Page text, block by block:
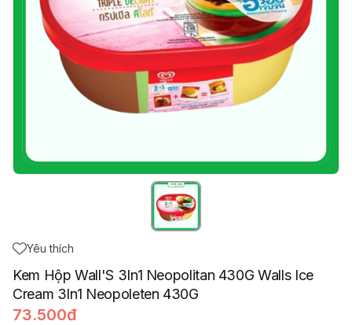
Yêu thích
Kem Hộp Wall'S 3In1 Neopolitan 430G Walls Ice
Cream 3In1 Neopoleten 430G
73.500đ